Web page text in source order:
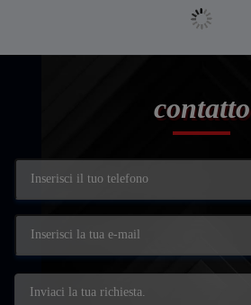
contatto